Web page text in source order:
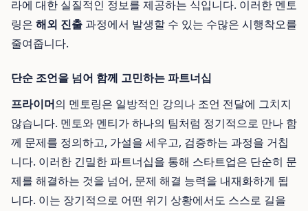
라에 대한 실질적인 정보를 제공하는 식입니다. 이러한 멘토
링은 해외 진출 과정에서 발생할 수 있는 수많은 시행착오를
줄여줍니다.
단순 조언을 넘어 함께 고민하는 파트너십
프라이머의 멘토링은 일방적인 강의나 조언 전달에 그치지
않습니다. 멘토와 멘티가 하나의 팀처럼 정기적으로 만나 함
께 문제를 정의하고, 가설을 세우고, 검증하는 과정을 거칩
니다. 이러한 긴밀한 파트너십을 통해 스타트업은 단순히 문
제를 해결하는 것을 넘어, 문제 해결 능력을 내재화하게 됩
니다. 이는 장기적으로 어떤 위기 상황에서도 스스로 길을